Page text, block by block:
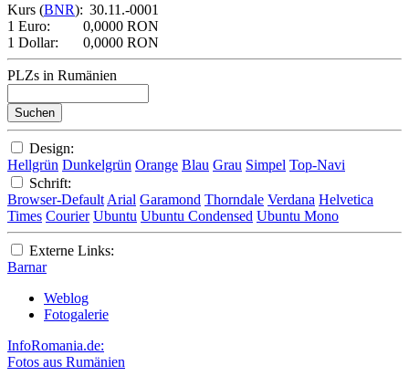
Kurs (BNR): 30.11.-0001
1 Euro:
0,0000 RON
1 Dollar:
0,0000 RON
PLZs in Rumänien
Design:
Hellgrün Dunkelgrün Orange Blau Grau Simpel Top-Navi
Schrift:
Browser-Default Arial Garamond Thorndale Verdana Helvetica
Times Courier Ubuntu Ubuntu Condensed Ubuntu Mono
Externe Links:
Barnar
Weblog
Fotogalerie
InfoRomania.de:
Fotos aus Rumänien